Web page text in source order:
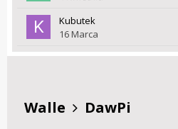
Kubutek
16 Marca
Walle DawPi